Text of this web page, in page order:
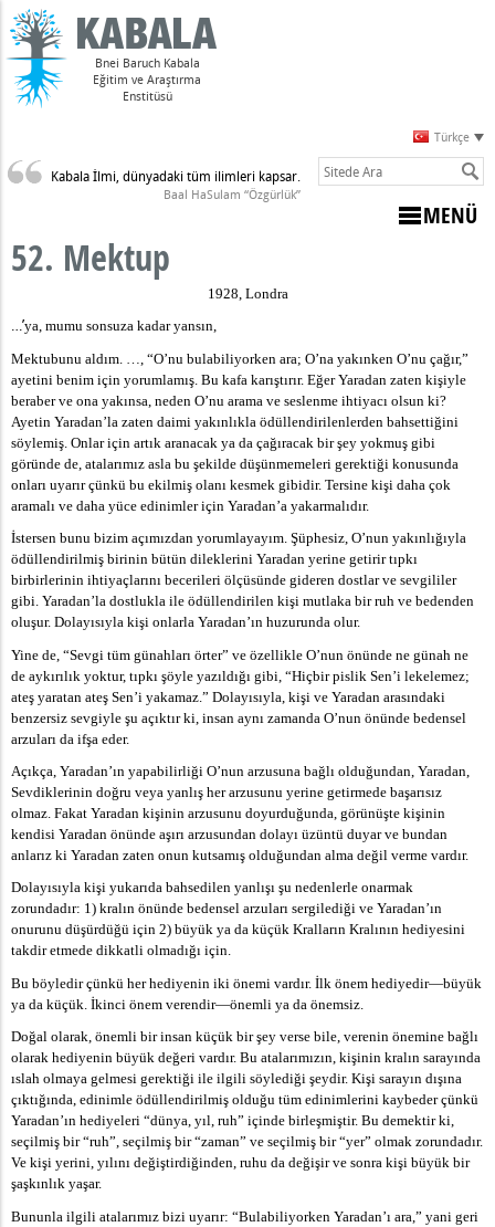
Bnei Baruch Kabala
Eğitim ve Araştırma
Enstitüsü
Türkçe
Kabala İlmi, dünyadaki tüm ilimleri kapsar.
Baal HaSulam “Özgürlük”
MENÜ
52. Mektup
1928, Londra
…’ya, mumu sonsuza kadar yansın,
Mektubunu aldım. …, “O’nu bulabiliyorken ara; O’na yakınken O’nu çağır,”
ayetini benim için yorumlamış. Bu kafa karıştırır. Eğer Yaradan zaten kişiyle
beraber ve ona yakınsa, neden O’nu arama ve seslenme ihtiyacı olsun ki?
Ayetin Yaradan’la zaten daimi yakınlıkla ödüllendirilenlerden bahsettiğini
söylemiş. Onlar için artık aranacak ya da çağıracak bir şey yokmuş gibi
göründe de, atalarımız asla bu şekilde düşünmemeleri gerektiği konusunda
onları uyarır çünkü bu ekilmiş olanı kesmek gibidir. Tersine kişi daha çok
aramalı ve daha yüce edinimler için Yaradan’a yakarmalıdır.
İstersen bunu bizim açımızdan yorumlayayım. Şüphesiz, O’nun yakınlığıyla
ödüllendirilmiş birinin bütün dileklerini Yaradan yerine getirir tıpkı
birbirlerinin ihtiyaçlarını becerileri ölçüsünde gideren dostlar ve sevgililer
gibi. Yaradan’la dostlukla ile ödüllendirilen kişi mutlaka bir ruh ve bedenden
oluşur. Dolayısıyla kişi onlarla Yaradan’ın huzurunda olur.
Yine de, “Sevgi tüm günahları örter” ve özellikle O’nun önünde ne günah ne
de aykırılık yoktur, tıpkı şöyle yazıldığı gibi, “Hiçbir pislik Sen’i lekelemez;
ateş yaratan ateş Sen’i yakamaz.” Dolayısıyla, kişi ve Yaradan arasındaki
benzersiz sevgiyle şu açıktır ki, insan aynı zamanda O’nun önünde bedensel
arzuları da ifşa eder.
Açıkça, Yaradan’ın yapabilirliği O’nun arzusuna bağlı olduğundan, Yaradan,
Sevdiklerinin doğru veya yanlış her arzusunu yerine getirmede başarısız
olmaz. Fakat Yaradan kişinin arzusunu doyurduğunda, görünüşte kişinin
kendisi Yaradan önünde aşırı arzusundan dolayı üzüntü duyar ve bundan
anlarız ki Yaradan zaten onun kutsamış olduğundan alma değil verme vardır.
Dolayısıyla kişi yukarıda bahsedilen yanlışı şu nedenlerle onarmak
zorundadır: 1) kralın önünde bedensel arzuları sergilediği ve Yaradan’ın
onurunu düşürdüğü için 2) büyük ya da küçük Kralların Kralının hediyesini
takdir etmede dikkatli olmadığı için.
Bu böyledir çünkü her hediyenin iki önemi vardır. İlk önem hediyedir—büyük
ya da küçük. İkinci önem verendir—önemli ya da önemsiz.
Doğal olarak, önemli bir insan küçük bir şey verse bile, verenin önemine bağlı
olarak hediyenin büyük değeri vardır. Bu atalarımızın, kişinin kralın sarayında
ıslah olmaya gelmesi gerektiği ile ilgili söylediği şeydir. Kişi sarayın dışına
çıktığında, edinimle ödüllendirilmiş olduğu tüm edinimlerini kaybeder çünkü
Yaradan’ın hediyeleri “dünya, yıl, ruh” içinde birleşmiştir. Bu demektir ki,
seçilmiş bir “ruh”, seçilmiş bir “zaman” ve seçilmiş bir “yer” olmak zorundadır.
Ve kişi yerini, yılını değiştirdiğinden, ruhu da değişir ve sonra kişi büyük bir
şaşkınlık yaşar.
Bununla ilgili atalarımız bizi uyarır: “Bulabiliyorken Yaradan’ı ara,” yani geri